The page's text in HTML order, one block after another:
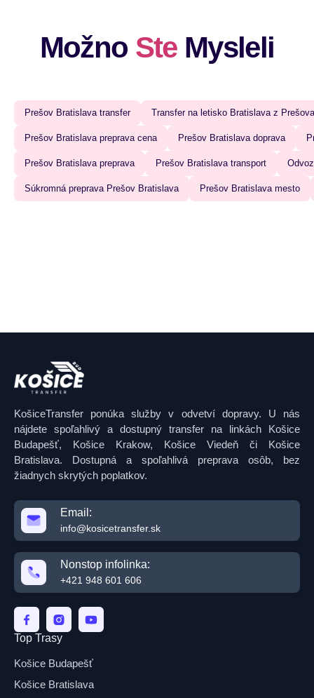
Možno SteMysleli
Prešov Bratislava transfer Transfer na letisko Bratislava z Prešova
Prešov Bratislava preprava cena Prešov Bratislava doprava
Prešov Bratislava preprava Prešov Bratislava transport
Súkromná preprava Prešov Bratislava Prešov Bratislava mesto
KošiceTransfer ponúka služby v odvetví dopravy. U nás
nájdete spoľahlivý a dostupný transfer na linkách Košice
Budapešť, Košice Krakow, Košice Viedeň či Košice
Bratislava. Dostupná a spoľahlivá preprava osôb, bez
žiadnych skrytých poplatkov.
Email:
info@kosicetransfer.sk
Nonstop infolinka:
+421 948 601 606
Top Trasy
Košice Budapešť
Košice Bratislava